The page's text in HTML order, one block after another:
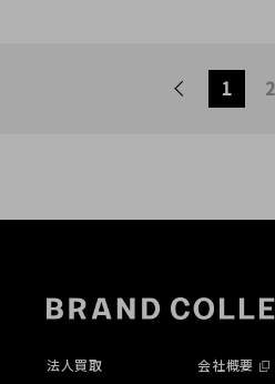
1 2
法人買取
会社概要